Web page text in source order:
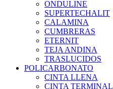
ONDULINE
SUPERTECHALIT
CALAMINA
CUMBRERAS
ETERNIT
TEJA ANDINA
TRASLUCIDOS
POLICARBONATO
CINTA LLENA
CINTA TERMINAL